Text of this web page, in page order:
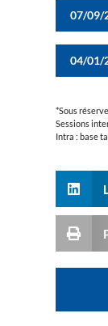
07/09/
04/01/
*Sous
Sessions
Intra : base